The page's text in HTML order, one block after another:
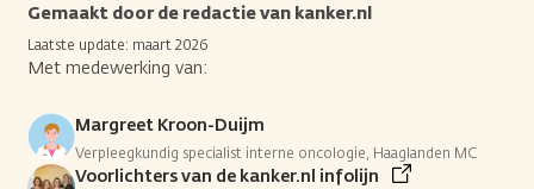
Gemaakt door de redactie van kanker.nl
Laatste update: maart 2026
Met medewerking van:
Margreet Kroon-Duijm
Verpleegkundig specialist interne oncologie, Haaglanden MC
Voorlichters van de kanker.nl infolijn